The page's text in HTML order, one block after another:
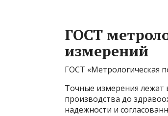
ГОСТ
измерений
ГОСТ «Метрологическая
Точные измерения лежат
производства до
надежности и